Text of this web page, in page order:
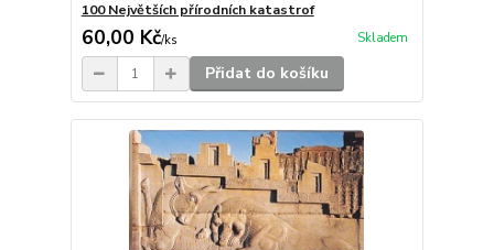
100 Největších přírodních katastrof
60,00 Kč/ks Skladem
Přidat do košíku